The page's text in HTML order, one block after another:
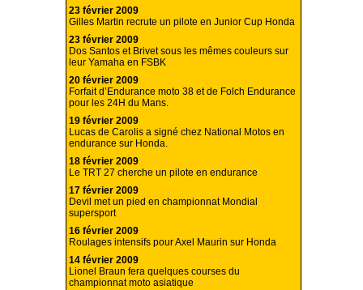
23 février 2009
Gilles Martin recrute un pilote en Junior Cup Honda
23 février 2009
Dos Santos et Brivet sous les mêmes couleurs sur
leur Yamaha en FSBK
20 février 2009
Forfait d’Endurance moto 38 et de Folch Endurance
pour les 24H du Mans.
19 février 2009
Lucas de Carolis a signé chez National Motos en
endurance sur Honda.
18 février 2009
Le TRT 27 cherche un pilote en endurance
17 février 2009
Devil met un pied en championnat Mondial
supersport
16 février 2009
Roulages intensifs pour Axel Maurin sur Honda
14 février 2009
Lionel Braun fera quelques courses du
championnat moto asiatique